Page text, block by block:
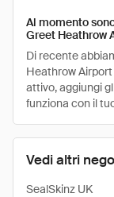
Vedi altri
SealSkinz UK
Al momento
Greet Heathrow
Di recente
Heathrow Airport
attivo, aggiungi
funziona con il